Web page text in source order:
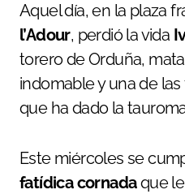
Aquel día, en la plaza
l’Adour, perdió la vida
torero de Orduña,
indomable y una de
que ha dado la
Este miércoles se
fatídica cornadaque le